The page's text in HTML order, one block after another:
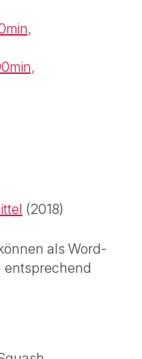
(2018)
als Word-
entsprechend